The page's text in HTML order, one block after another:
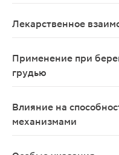
Лекарственное
Применение при
грудью
Влияние на
механизмами